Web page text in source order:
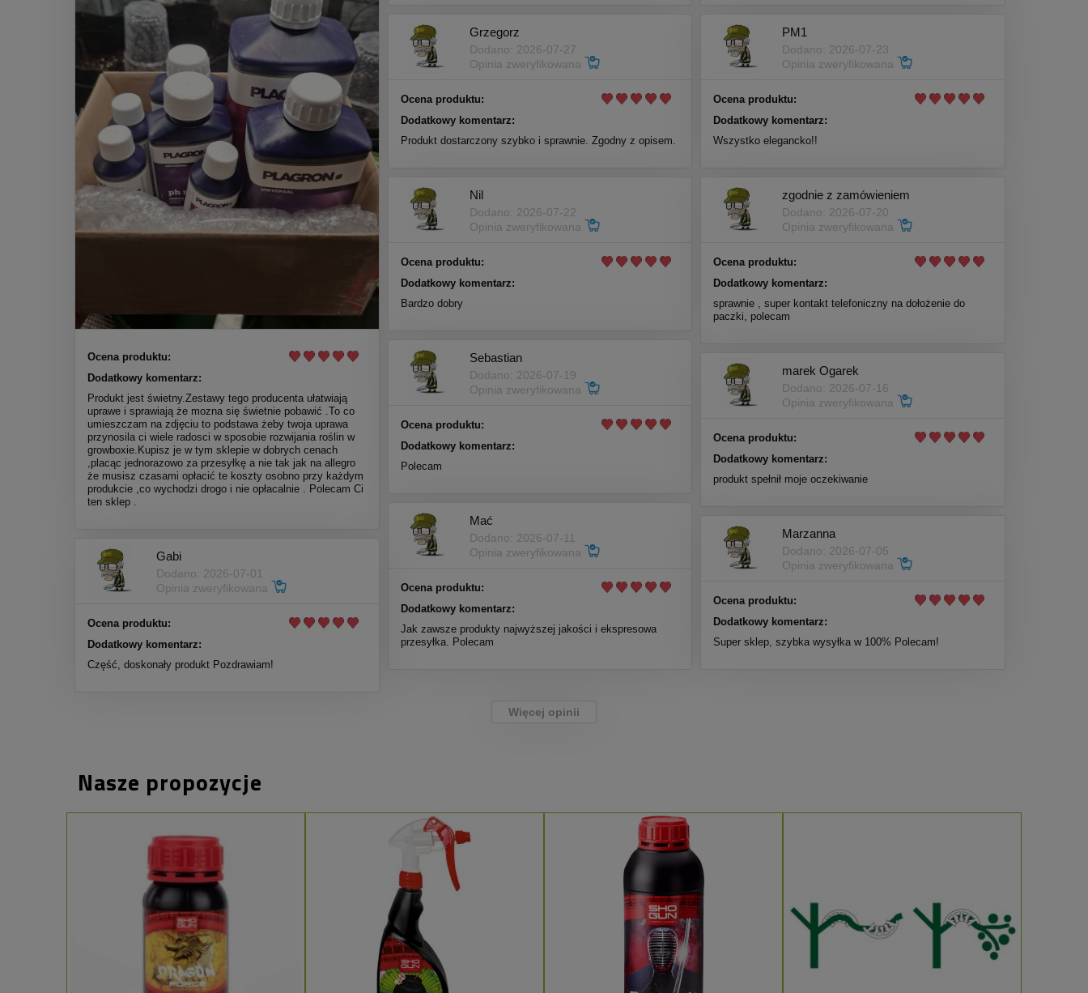
Ocena produktu:
Dodatkowy komentarz:
Produkt jest świetny.Zestawy tego producenta ułatwiają
uprawe i sprawiają że mozna się świetnie pobawić .To co
umieszczam na zdjęciu to podstawa żeby twoja uprawa
przynosila ci wiele radosci w sposobie rozwijania roślin w
growboxie.Kupisz je w tym sklepie w dobrych cenach
,placąc jednorazowo za przesyłkę a nie tak jak na allegro
że musisz czasami opłacić te koszty osobno przy każdym
produkcie ,co wychodzi drogo i nie opłacalnie . Polecam Ci
ten sklep .
Grzegorz
Dodano: 2026-07-27
Opinia zweryfikowana
Ocena produktu:
Dodatkowy komentarz:
Produkt dostarczony szybko i sprawnie. Zgodny z opisem.
PM1
Dodano: 2026-07-23
Opinia zweryfikowana
Ocena produktu:
Dodatkowy komentarz:
Wszystko elegancko!!
Nil
Dodano: 2026-07-22
Opinia zweryfikowana
Ocena produktu:
Dodatkowy komentarz:
Bardzo dobry
zgodnie z zamówieniem
Dodano: 2026-07-20
Opinia zweryfikowana
Ocena produktu:
Dodatkowy komentarz:
sprawnie , super kontakt telefoniczny na dołożenie do
paczki, polecam
Sebastian
Dodano: 2026-07-19
Opinia zweryfikowana
Ocena produktu:
Dodatkowy komentarz:
Polecam
marek Ogarek
Dodano: 2026-07-16
Opinia zweryfikowana
Ocena produktu:
Dodatkowy komentarz:
produkt spełnił moje oczekiwanie
Mać
Dodano: 2026-07-11
Opinia zweryfikowana
Ocena produktu:
Dodatkowy komentarz:
Jak zawsze produkty najwyższej jakości i ekspresowa
przesyłka. Polecam
Marzanna
Dodano: 2026-07-05
Opinia zweryfikowana
Ocena produktu:
Dodatkowy komentarz:
Super sklep, szybka wysyłka w 100% Polecam!
Gabi
Dodano: 2026-07-01
Opinia zweryfikowana
Ocena produktu:
Dodatkowy komentarz:
Część, doskonały produkt Pozdrawiam!
Więcej opinii
Nasze propozycje